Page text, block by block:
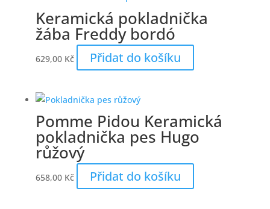
Keramická pokladnička
žába Freddy bordó
629,00 Kč Přidat do košíku
Pomme Pidou Keramická
pokladnička pes Hugo
růžový
658,00 Kč Přidat do košíku